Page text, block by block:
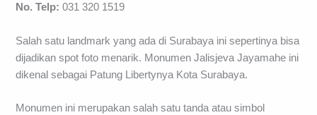
No. Telp: 031 320 1519
Salah satu landmark yang ada di Surabaya ini sepertinya bisa
dijadikan spot foto menarik. Monumen Jalisjeva Jayamahe ini
dikenal sebagai Patung Libertynya Kota Surabaya.
Monumen ini merupakan salah satu tanda atau simbol